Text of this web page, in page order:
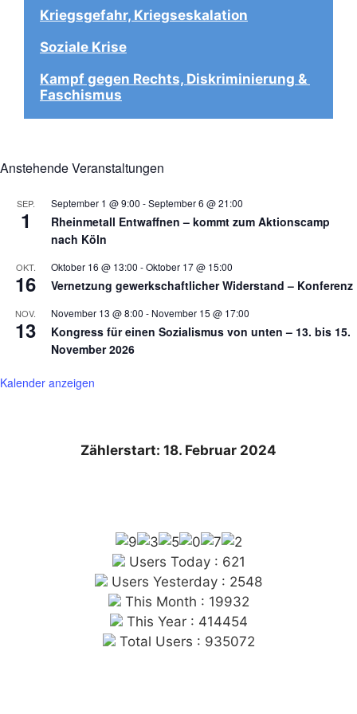
Kriegsgefahr, Kriegseskalation
Soziale Krise
Kampf gegen Rechts, Diskriminierung &
Faschismus
Anstehende Veranstaltungen
SEP.
1
September 1 @ 9:00 -September 6 @ 21:00
Rheinmetall Entwaffnen – kommt zum Aktionscamp
nach Köln
OKT.
16
Oktober 16 @ 13:00 -Oktober 17 @ 15:00
Vernetzung gewerkschaftlicher Widerstand – Konferenz
NOV.
13
November 13 @ 8:00 - November 15 @ 17:00
Kongress für einen Sozialismus von unten – 13. bis 15.
November 2026
Kalender anzeigen
Zählerstart: 18. Februar 2024
Users Today : 621
Users Yesterday : 2548
This Month : 19932
This Year : 414454
Total Users : 935072